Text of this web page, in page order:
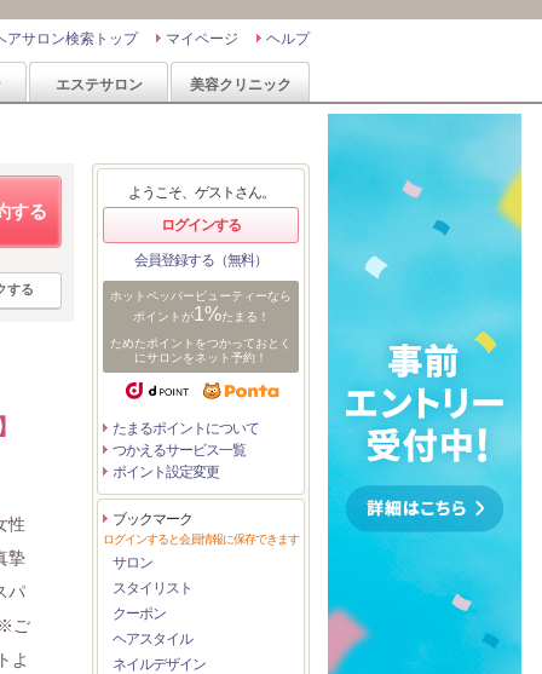
ヘルプ
マイページ
アサロン検索トップ
エステサロン 美容クリニック
する
する
性
摯
パ
ご
よ
ようこそ、ゲストさん。
ログインする
会員登録する（無料）
ホットペッパービューティーなら
ポイントが1%たまる！
ためたポイントをつかっておとく
にサロンをネット予約！
たまるポイントについて
つかえるサービス一覧
ポイント設定変更
ブックマーク
ログインすると会員情報に保存できます
サロン
スタイリスト
クーポン
ヘアスタイル
ネイルデザイン